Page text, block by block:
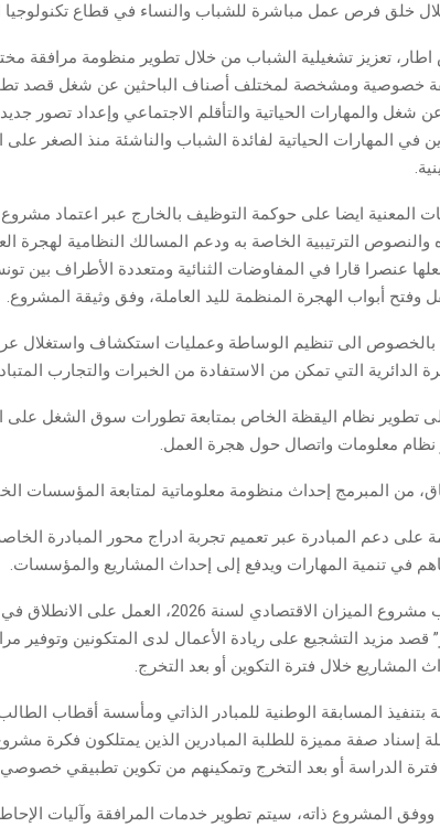
خلق فرص عمل مباشرة للشباب والنساء في قطاع تكنولوجيا
تعزيز تشغيلية الشباب من خلال تطوير منظومة مرافقة
خصوصية ومشخصة لمختلف أصناف الباحثين عن شغل قصد
شغل والمهارات الحياتية والتأقلم الاجتماعي وإعداد تصور
في المهارات الحياتية لفائدة الشباب والناشئة منذ الصغر على
المعنية ايضا على حوكمة التوظيف بالخارج عبر اعتماد
والنصوص الترتيبية الخاصة به ودعم المسالك النظامية لهجرة
عنصرا قارا في المفاوضات الثنائية ومتعددة الأطراف بين
وفتح أبواب الهجرة المنظمة لليد العاملة، وفق وثيقة المشروع.
بالخصوص الى تنظيم الوساطة وعمليات استكشاف واستغلال
الدائرية التي تمكن من الاستفادة من الخبرات والتجارب
تطوير نظام اليقظة الخاص بمتابعة تطورات سوق الشغل على
نظام معلومات واتصال حول هجرة العمل.
من المبرمج إحداث منظومة معلوماتية لمتابعة المؤسسات
على دعم المبادرة عبر تعميم تجربة ادراج محور المبادرة
في تنمية المهارات ويدفع إلى إحداث المشاريع والمؤسسات.
كما سيتم، حسب مشروع الميزان الاقتصادي لسنة
قصد مزيد التشجيع على ريادة الأعمال لدى المتكونين وتوفير
المشاريع خلال فترة التكوين أو بعد التخرج.
بتنفيذ المسابقة الوطنية للمبادر الذاتي ومأسسة أقطاب
إسناد صفة مميزة للطلبة المبادرين الذين يمتلكون فكرة
الدراسة أو بعد التخرج وتمكينهم من تكوين تطبيقي
المشروع ذاته، سيتم تطوير خدمات المرافقة وآليات